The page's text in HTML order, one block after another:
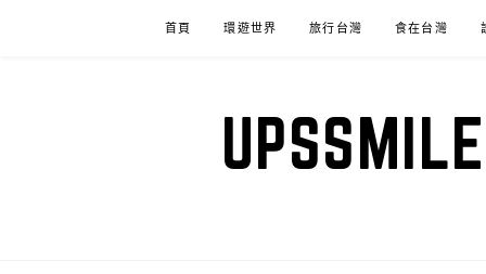
首頁 環遊世界 旅行台灣 食在台灣